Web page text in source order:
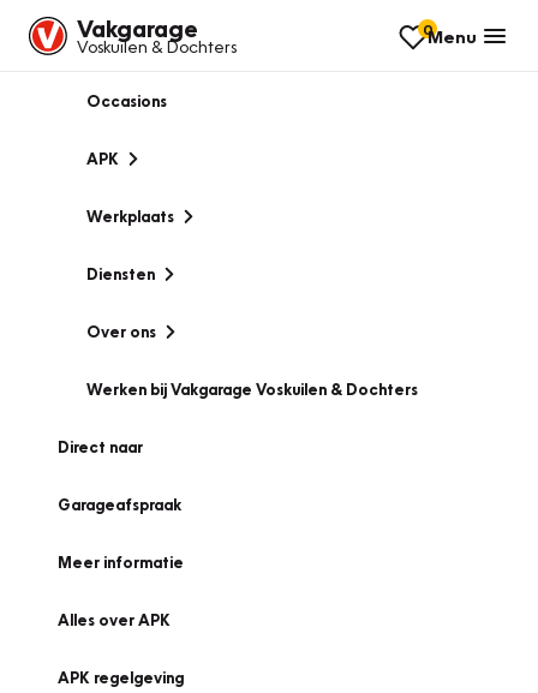
Vakgarage
Voskuilen & Dochters
0Menu
Occasions
APK
Werkplaats
Diensten
Over ons
Werken bij Vakgarage Voskuilen & Dochters
Direct naar
Garageafspraak
Meer informatie
Alles over APK
APK regelgeving